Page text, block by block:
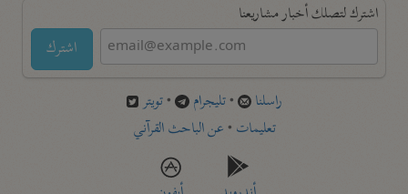
اشترك لتصلك أخبار مشاريعنا
اشترك
راسلنا •تليجرام •تويتر
تعليمات •عن الباحث القرآني